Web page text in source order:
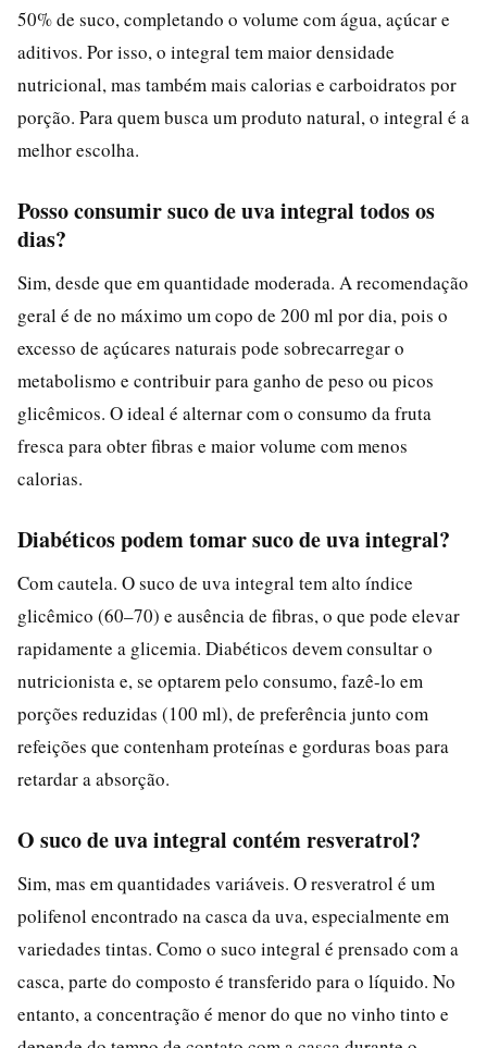
50% de suco, completando o volume com água, açúcar e
aditivos. Por isso, o integral tem maior densidade
nutricional, mas também mais calorias e carboidratos por
porção. Para quem busca um produto natural, o integral é a
melhor escolha.
Posso consumir suco de uva integral todos os
dias?
Sim, desde que em quantidade moderada. A recomendação
geral é de no máximo um copo de 200 ml por dia, pois o
excesso de açúcares naturais pode sobrecarregar o
metabolismo e contribuir para ganho de peso ou picos
glicêmicos. O ideal é alternar com o consumo da fruta
fresca para obter fibras e maior volume com menos
calorias.
Diabéticos podem tomar suco de uva integral?
Com cautela. O suco de uva integral tem alto índice
glicêmico (60–70) e ausência de fibras, o que pode elevar
rapidamente a glicemia. Diabéticos devem consultar o
nutricionista e, se optarem pelo consumo, fazê-lo em
porções reduzidas (100 ml), de preferência junto com
refeições que contenham proteínas e gorduras boas para
retardar a absorção.
O suco de uva integral contém resveratrol?
Sim, mas em quantidades variáveis. O resveratrol é um
polifenol encontrado na casca da uva, especialmente em
variedades tintas. Como o suco integral é prensado com a
casca, parte do composto é transferido para o líquido. No
entanto, a concentração é menor do que no vinho tinto e